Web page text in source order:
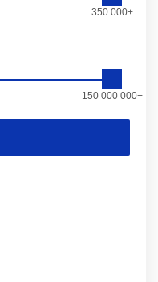
350 000+
150 000 000+